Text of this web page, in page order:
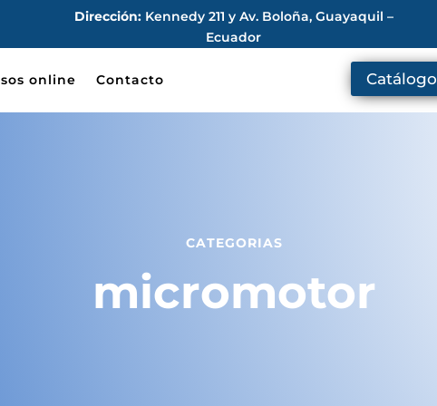
Dirección:Kennedy 211 y Av. Boloña, Guayaquil –
Ecuador
online Contacto
CATEGORIAS
micromotor